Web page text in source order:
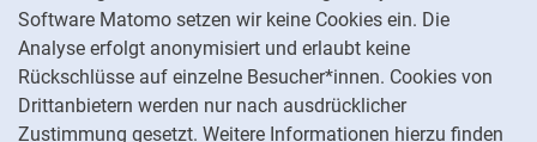
Software Matomo setzen wir keine Cookies ein. Die
Analyse erfolgt anonymisiert und erlaubt keine
Rückschlüsse auf einzelne Besucher*innen. Cookies von
Drittanbietern werden nur nach ausdrücklicher
Zustimmung gesetzt. Weitere Informationen hierzu finden
Datenschutz
Barrierefreiheit
Transparenter KI-Einsatz